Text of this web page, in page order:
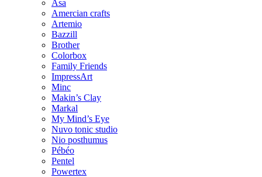
Asa
Amercian crafts
Artemio
Bazzill
Brother
Colorbox
Family Friends
ImpressArt
Minc
Makin’s Clay
Markal
My Mind’s Eye
Nuvo tonic studio
Nio posthumus
Pébéo
Pentel
Powertex